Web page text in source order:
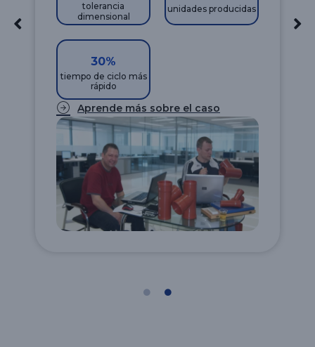
tolerancia
dimensional
unidades producidas
30%
tiempo de ciclo más
rápido
Aprende más sobre el caso